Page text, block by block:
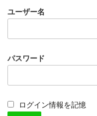
o
k
ユーザー名
パスワード
ログイン情報を記憶